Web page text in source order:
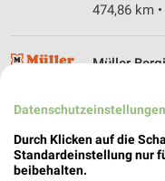
474,86 km
Müller
51465
Heute
464,30 km
Datenschutzeinstellungen
Durch Klicken auf die
Standardeinstellung nur
beibehalten.